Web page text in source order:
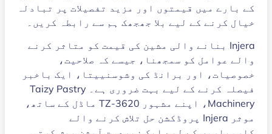
کے بارے میں قیمتوں اور مزید تفصیلات پر تبادلہ
خیال کرنے کے لیے بلا جھجھک ہم سے رابطہ کریں۔
Injera بنانے والی مشین کی قیمت کو متاثر کرنے
والے عوامل کو سمجھنا، جیسے کہ صلاحیت،
خصوصیات، اور برانڈ کی وشوسنییتا، ایک باخبر
فیصلہ کرنے کے لیے بہت ضروری ہے۔ Taizy Pastry
Machinery، اپنے مشہور TZ-3620 ماڈل کے ساتھ،
موثر Injera پروڈکشن حل تلاش کرنے والے